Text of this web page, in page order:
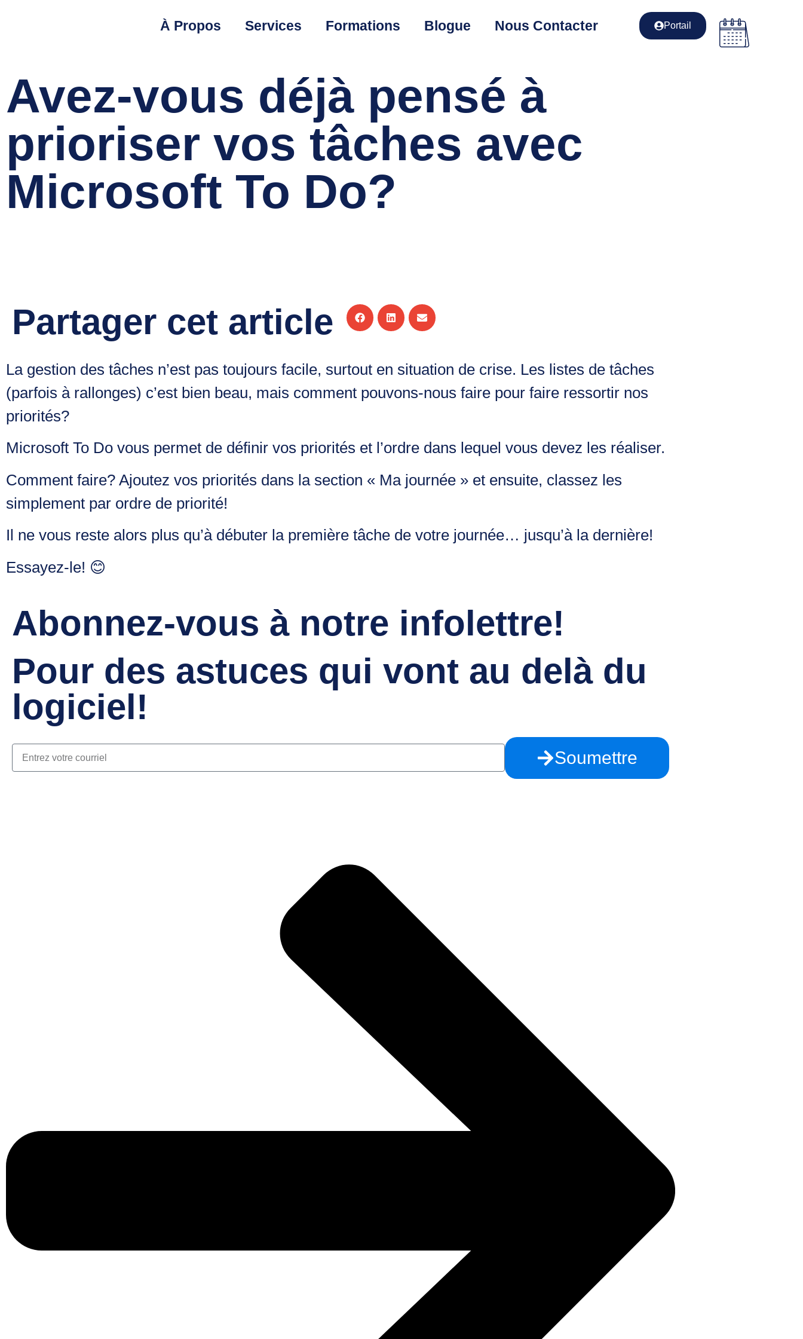
À Propos Services Formations Blogue Nous Contacter Portail
Avez-vous déjà pensé à
prioriser vos tâches avec
Microsoft To Do?
Partager cet article
La gestion des tâches n’est pas toujours facile, surtout en situation de crise. Les listes de tâches
(parfois à rallonges) c’est bien beau, mais comment pouvons-nous faire pour faire ressortir nos
priorités?
Microsoft To Do vous permet de définir vos priorités et l’ordre dans lequel vous devez les réaliser.
Comment faire? Ajoutez vos priorités dans la section « Ma journée » et ensuite, classez les
simplement par ordre de priorité!
Il ne vous reste alors plus qu’à débuter la première tâche de votre journée… jusqu’à la dernière!
Essayez-le! 😊
Abonnez-vous à notre infolettre!
Pour des astuces qui vont au delà du
logiciel!
Soumettre